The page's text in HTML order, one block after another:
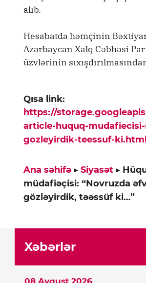
alıb.
Hesabatda həmçinin
Azərbaycan Xalq Cəbhəsi
üzvlərinin
Qısa link:
https://
article-huquq-
gozleyirdik-teessuf-
Ana səhifə ▸ Siyasət ▸
müdafiəçisi: “Novruzda
gözləyirdik, təəssüf ki…”
Xəbərlər
08 Avqust 2026